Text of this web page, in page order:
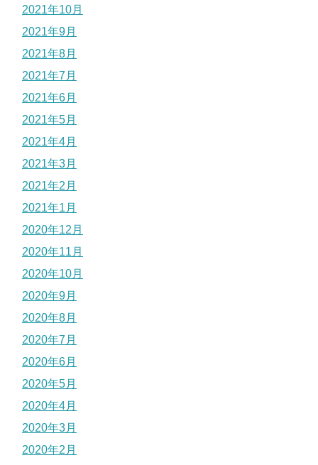
2021年10月
2021年9月
2021年8月
2021年7月
2021年6月
2021年5月
2021年4月
2021年3月
2021年2月
2021年1月
2020年12月
2020年11月
2020年10月
2020年9月
2020年8月
2020年7月
2020年6月
2020年5月
2020年4月
2020年3月
2020年2月